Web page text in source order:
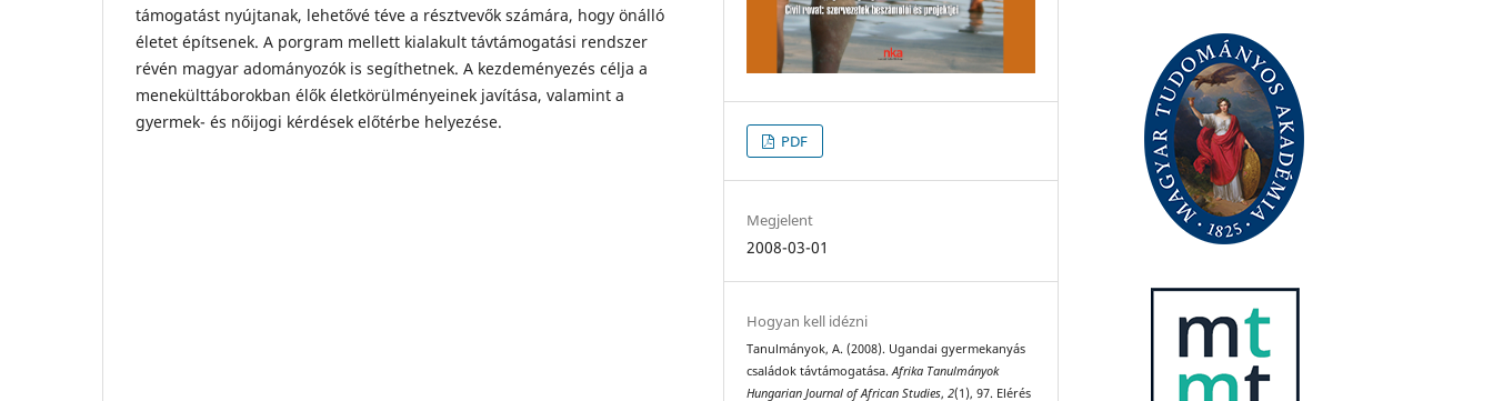
támogatást nyújtanak, lehetővé téve a résztvevők számára, hogy önálló
életet építsenek. A porgram mellett kialakult távtámogatási rendszer
révén magyar adományozók is segíthetnek. A kezdeményezés célja a
menekülttáborokban élők életkörülményeinek javítása, valamint a
gyermek- és nőijogi kérdések előtérbe helyezése.
PDF
Megjelent
2008-03-01
Hogyan kell idézni
Tanulmányok, A. (2008). Ugandai gyermekanyás
családok távtámogatása.Afrika Tanulmányok
Hungarian Journal of African Studies,2(1), 97. Elérés